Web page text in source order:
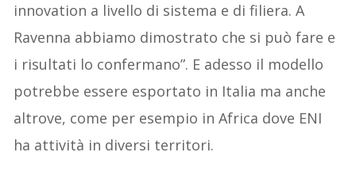
innovation a livello di sistema e di filiera. A
Ravenna abbiamo dimostrato che si può fare e
i risultati lo confermano”. E adesso il modello
potrebbe essere esportato in Italia ma anche
altrove, come per esempio in Africa dove ENI
ha attività in diversi territori.